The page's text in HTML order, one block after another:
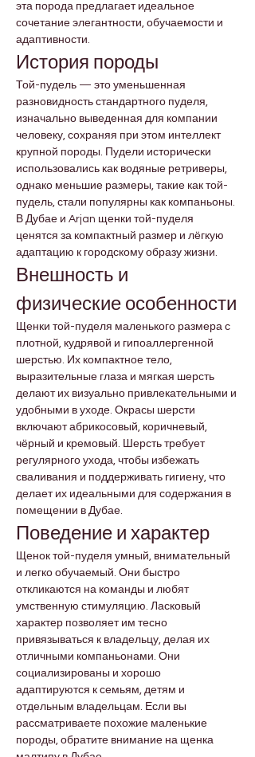
эта порода предлагает идеальное
сочетание элегантности, обучаемости и
адаптивности.
История породы
Той-пудель — это уменьшенная
разновидность стандартного пуделя,
изначально выведенная для компании
человеку, сохраняя при этом интеллект
крупной породы. Пудели исторически
использовались как водяные ретриверы,
однако меньшие размеры, такие как той-
пудель, стали популярны как компаньоны.
В Дубае и Arjan щенки той-пуделя
ценятся за компактный размер и лёгкую
адаптацию к городскому образу жизни.
Внешность и
физические особенности
Щенки той-пуделя маленького размера с
плотной, кудрявой и гипоаллергенной
шерстью. Их компактное тело,
выразительные глаза и мягкая шерсть
делают их визуально привлекательными и
удобными в уходе. Окрасы шерсти
включают абрикосовый, коричневый,
чёрный и кремовый. Шерсть требует
регулярного ухода, чтобы избежать
сваливания и поддерживать гигиену, что
делает их идеальными для содержания в
помещении в Дубае.
Поведение и характер
Щенок той-пуделя умный, внимательный
и легко обучаемый. Они быстро
откликаются на команды и любят
умственную стимуляцию. Ласковый
характер позволяет им тесно
привязываться к владельцу, делая их
отличными компаньонами. Они
социализированы и хорошо
адаптируются к семьям, детям и
отдельным владельцам. Если вы
рассматриваете похожие маленькие
породы, обратите внимание на щенка